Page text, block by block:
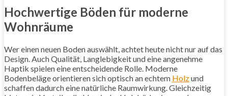
Hochwertige Böden für moderne
Wohnräume
Wer einen neuen Boden auswählt, achtet heute nicht nur auf das
Design. Auch Qualität, Langlebigkeit und eine angenehme
Haptik spielen eine entscheidende Rolle. Moderne
Bodenbeläge orientieren sich optisch an echtem Holzund
schaffen dadurch eine natürliche Raumwirkung. Gleichzeitig